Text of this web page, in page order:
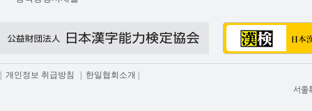
개인정보 취급방침 한일협회소개
서울